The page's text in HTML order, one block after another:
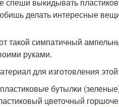
делать интересные
такой симпатичный
руками.
для изготовления этой:
бутылки
цветочный